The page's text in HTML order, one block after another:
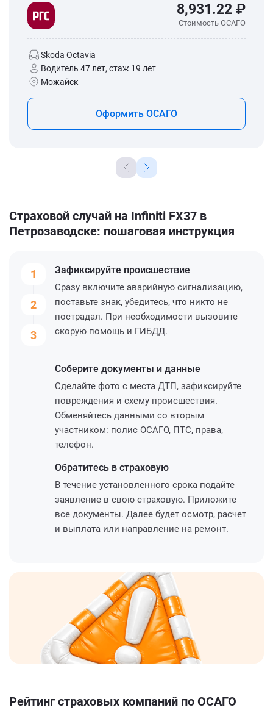
8,931.22 ₽
Стоимость ОСАГО
Skoda Octavia
Водитель 47 лет, стаж 19 лет
Можайск
Оформить ОСАГО
Страховой случай на Infiniti FX37 в
Петрозаводске: пошаговая инструкция
1
2
3
Зафиксируйте происшествие
Сразу включите аварийную сигнализацию,
поставьте знак, убедитесь, что никто не
пострадал. При необходимости вызовите
скорую помощь и ГИБДД.
Соберите документы и данные
Сделайте фото с места ДТП, зафиксируйте
повреждения и схему происшествия.
Обменяйтесь данными со вторым
участником: полис ОСАГО, ПТС, права,
телефон.
Обратитесь в страховую
В течение установленного срока подайте
заявление в свою страховую. Приложите
все документы. Далее будет осмотр, расчет
и выплата или направление на ремонт.
Рейтинг страховых компаний по ОСАГО